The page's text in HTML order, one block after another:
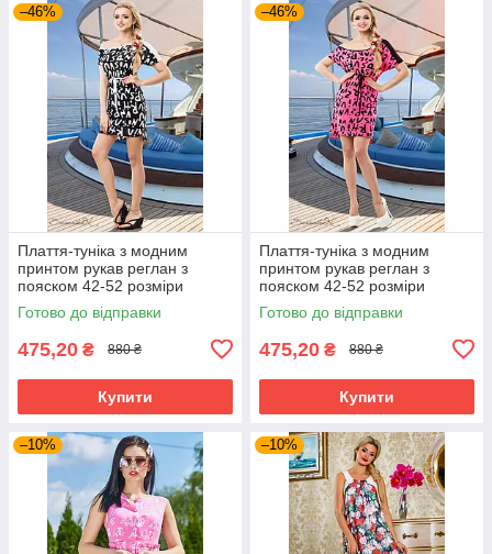
–46%
Плаття-туніка з модним
принтом рукав реглан з
пояском 42-52 розміри
Готово до відправки
475,20 ₴ 880 ₴
Купити
–46%
Плаття-туніка з модним
принтом рукав реглан з
пояском 42-52 розміри
Готово до відправки
475,20 ₴ 880 ₴
Купити
–10% –10%